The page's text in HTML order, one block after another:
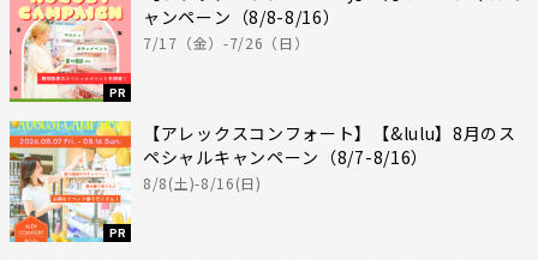
PR
ャンペーン（8/8-8/16）
7/17（金）-7/26（日）
PR
【アレックスコンフォート】【&lulu】8月のス
ペシャルキャンペーン（8/7-8/16）
8/8(土)-8/16(日)